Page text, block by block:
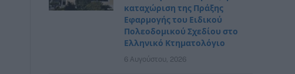
καταχώριση της Πράξης
Εφαρμογής του Ειδικού
Πολεοδομικού Σχεδίου στο
Ελληνικό Κτηματολόγιο
6 Αυγούστου, 2026